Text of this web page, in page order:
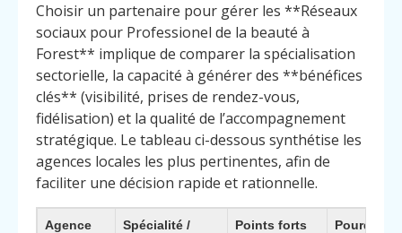
Choisir un partenaire pour gérer les **Réseaux
sociaux pour Professionel de la beauté à
Forest** implique de comparer la spécialisation
sectorielle, la capacité à générer des **bénéfices
clés** (visibilité, prises de rendez-vous,
fidélisation) et la qualité de l’accompagnement
stratégique. Le tableau ci-dessous synthétise les
agences locales les plus pertinentes, afin de
faciliter une décision rapide et rationnelle.
Agence
Spécialité /
Points forts
Pourquoi